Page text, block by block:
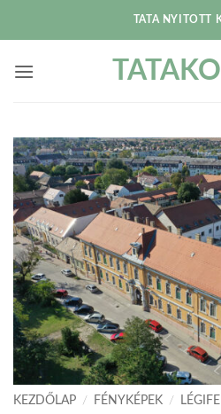
TATA NYITOTT
KEZDŐLAP / FÉNYKÉPEK /